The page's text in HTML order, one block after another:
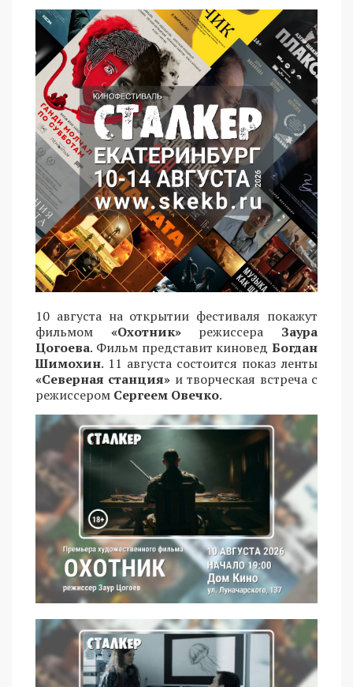
10 августа на открытии фестиваля покажут
фильмом «Охотник»режиссера Заура
Цогоева. Фильм представит киновед Богдан
Шимохин. 11 августа состоится показ ленты
«Северная станция» и творческая встреча с
режиссером Сергеем Овечко.